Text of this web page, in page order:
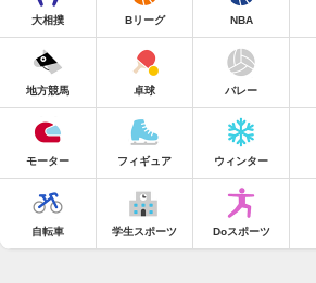
大相撲 Bリーグ NBA
地方競馬 卓球 バレー
モーター フィギュア ウィンター
自転車 学生スポーツ Doスポーツ